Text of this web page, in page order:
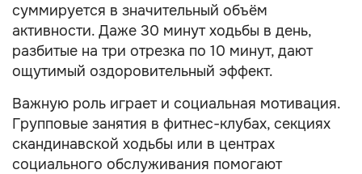
суммируется в значительный объём
активности. Даже 30 минут ходьбы в день,
разбитые на три отрезка по 10 минут, дают
ощутимый оздоровительный эффект.
Важную роль играет и социальная мотивация.
Групповые занятия в фитнес-клубах, секциях
скандинавской ходьбы или в центрах
социального обслуживания помогают